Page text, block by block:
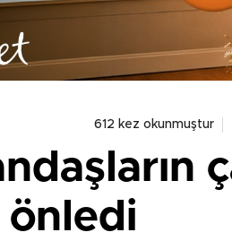
612 kez okunmuştur
önledi